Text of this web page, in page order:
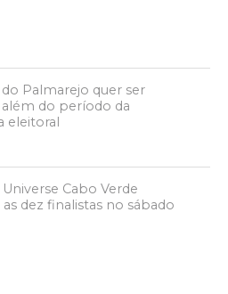
do Palmarejo quer ser
do período da
eleitoral
Universe Cabo Verde
dez finalistas no sábado